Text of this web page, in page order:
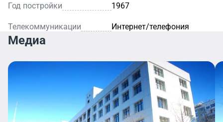
Год постройки 1967
Телекоммуникации Интернет/телефония
Медиа